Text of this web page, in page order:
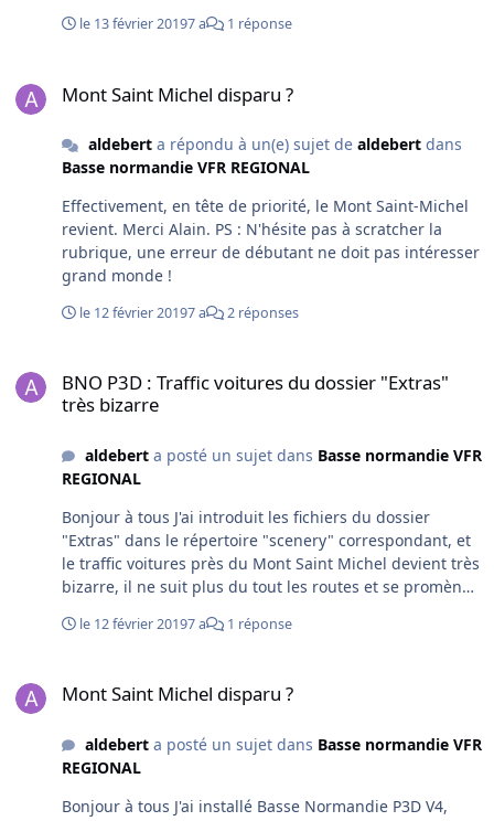
l’Angleterre, la Belgique, les Pays-Bas, le Luxembourg,
et le nord de l’Espagne. Est-ce un produit "disparu", ou
le 13 février 20197 a 1 réponse
Mont Saint Michel disparu ?
aldeberta répondu à un(e) sujet de aldebertdans
Basse normandie VFR REGIONAL
Effectivement, en tête de priorité, le Mont Saint-Michel
revient. Merci Alain. PS : N'hésite pas à scratcher la
rubrique, une erreur de débutant ne doit pas intéresser
grand monde !
le 12 février 20197 a 2 réponses
BNO P3D : Traffic voitures du dossier "Extras"
très bizarre
aldeberta posté un sujet dans Basse normandie VFR
REGIONAL
Bonjour à tous J'ai introduit les fichiers du dossier
"Extras" dans le répertoire "scenery" correspondant, et
le traffic voitures près du Mont Saint Michel devient très
bizarre, il ne suit plus du tout les routes et se promène
nouveaux parkings du MSM, mais la photo ne
le 12 février 20197 a 1 réponse
Mont Saint Michel disparu ?
aldeberta posté un sujet dans Basse normandie VFR
REGIONAL
Bonjour à tous J'ai installé Basse Normandie P3D V4,